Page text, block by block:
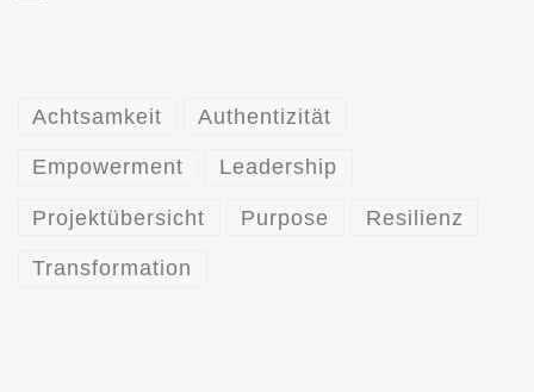
Achtsamkeit Authentizität
Empowerment Leadership
Projektübersicht Purpose Resilienz
Transformation